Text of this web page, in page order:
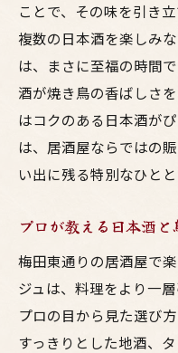
ことで、その味を引き
複数の日本酒を楽しみ
は、まさに至福の時間
酒が焼き鳥の香ばしさ
はコクのある日本酒が
は、居酒屋ならではの
い出に残る特別なひと
プロが教える日本酒
梅田東通りの居酒屋で
ジュは、料理をより一
プロの目から見た選び
すっきりとした地酒、